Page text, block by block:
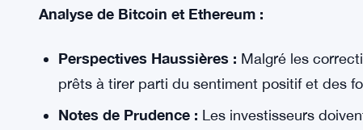
Graphiques Quotidiens :L’indicateur MACD
MFI, qui signalent des conditions de
des prix.